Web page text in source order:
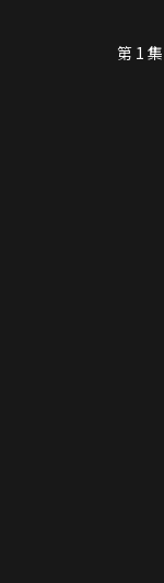
第 1 集